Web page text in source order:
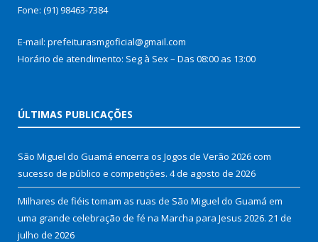
Fone: (91) 98463-7384
E-mail: prefeiturasmgoficial@gmail.com
Horário de atendimento: Seg à Sex – Das 08:00 as 13:00
ÚLTIMAS PUBLICAÇÕES
São Miguel do Guamá encerra os Jogos de Verão 2026 com
sucesso de público e competições. 4 de agosto de 2026
Milhares de fiéis tomam as ruas de São Miguel do Guamá em
uma grande celebração de fé na Marcha para Jesus 2026. 21 de
julho de 2026